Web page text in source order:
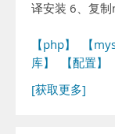
译安装 6、复
【php】 【
库】
【配置】
[获取更多]